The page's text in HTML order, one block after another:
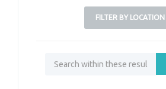
FILTER BY LOCATION